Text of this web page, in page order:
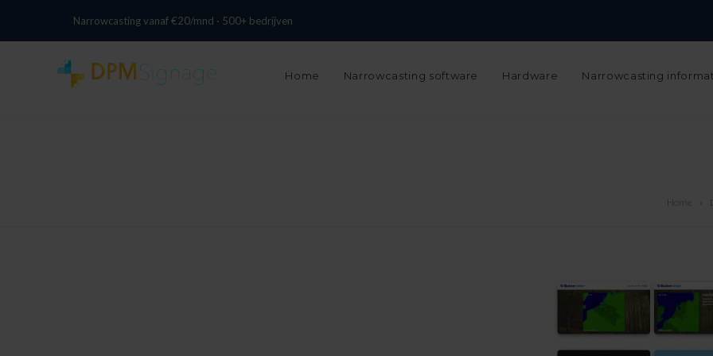
Narrowcasting vanaf €20/mnd · 500+ bedrijven
info@digitalpixelmarketing.nl
+31 13 737 0074
Home Narrowcasting software Hardware Narrowcasting
Home